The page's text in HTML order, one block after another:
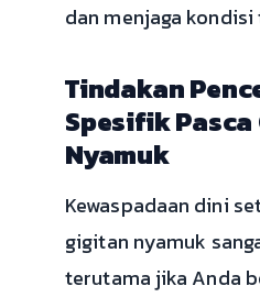
dan menjaga kondisi
Tindakan
Spesifik
Nyamuk
Kewaspadaan dini
gigitan nyamuk
terutama jika Anda